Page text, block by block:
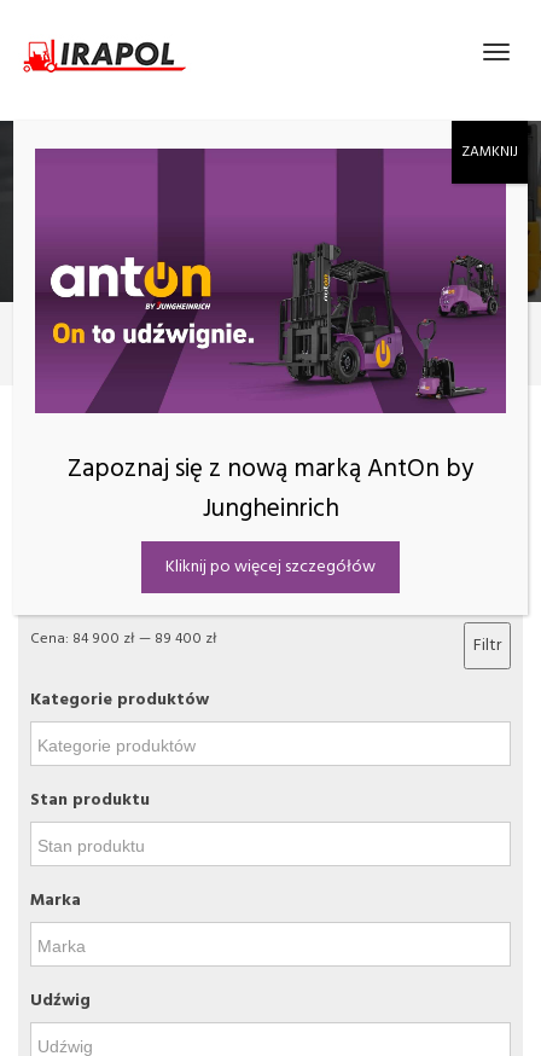
ELEKTRYCZNY WÓZEK WIDŁOWY EP EFL352 LI-
Produkty EFL352
KATEGORIE
Filtr
Cena: 84 900 zł— 89 400 zł
Kategorie produktów
Stan produktu
Marka
Udźwig
Zapoznaj się z nową marką AntOn by
Jungheinrich
Kliknij po więcej szczegółów